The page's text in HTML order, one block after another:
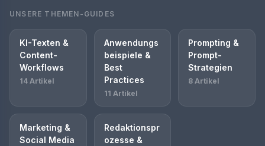
UNSERE THEMEN-GUIDES
KI-Texten &
Content-
Workflows
14 Artikel
Anwendungs
beispiele &
Best
Practices
11 Artikel
Prompting &
Prompt-
Strategien
8 Artikel
Marketing &
Social Media
Redaktionspr
ozesse &